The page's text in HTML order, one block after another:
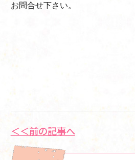
お問合せ下さい。
＜＜前の記事へ